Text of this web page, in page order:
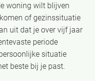
woning wilt blijven
of gezinssituatie
uit dat je over vijf jaar
periode
situatie
beste bij je past.